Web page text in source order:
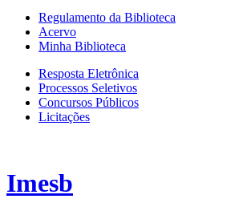
Regulamento da Biblioteca
Acervo
Minha Biblioteca
Resposta Eletrônica
Processos Seletivos
Concursos Públicos
Licitações
Imesb